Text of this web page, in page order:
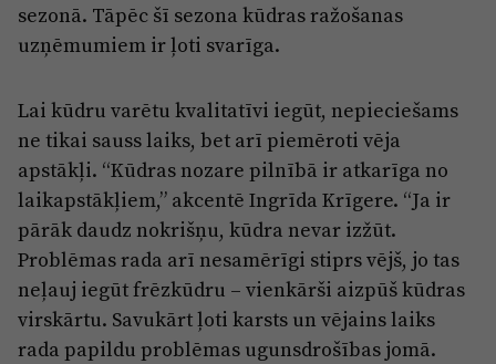
sezonā. Tāpēc šī sezona kūdras ražošanas
uzņēmumiem ir ļoti svarīga.
Lai kūdru varētu kvalitatīvi iegūt, nepieciešams
ne tikai sauss laiks, bet arī piemēroti vēja
apstākļi. “Kūdras nozare pilnībā ir atkarīga no
laikapstākļiem,” akcentē Ingrīda Krīgere. “Ja ir
pārāk daudz nokrišņu, kūdra nevar izžūt.
Problēmas rada arī nesamērīgi stiprs vējš, jo tas
neļauj iegūt frēzkūdru – vienkārši aizpūš kūdras
virskārtu. Savukārt ļoti karsts un vējains laiks
rada papildu problēmas ugunsdrošības jomā.